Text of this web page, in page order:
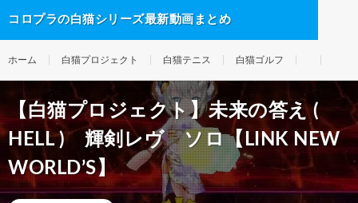
コロプラの白猫シリーズ最新動画まとめ
ホーム 白猫プロジェクト 白猫テニス 白猫ゴルフ
【白猫プロジェクト】未来の答え (
HELL ) 輝剣レヴ ソロ【LINK NEW
WORLD’S】